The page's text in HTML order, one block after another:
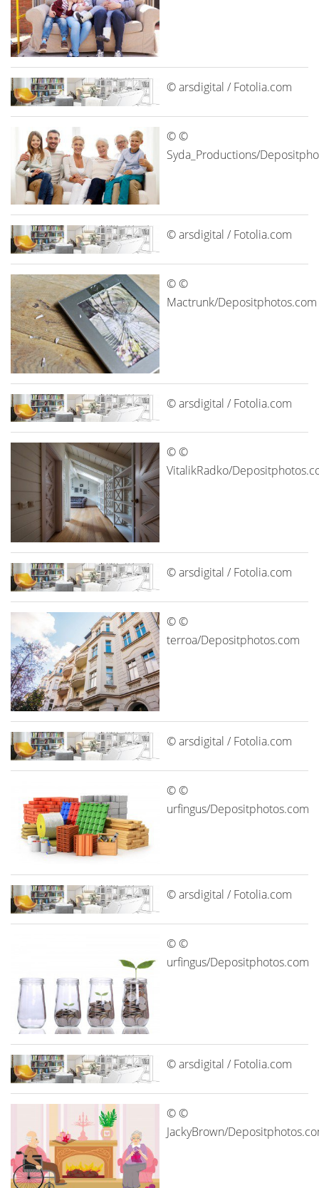
© arsdigital / Fotolia.com
© ©
Syda_Productions/
© arsdigital / Fotolia.com
© ©
Mactrunk/Depositphotos.com
© arsdigital / Fotolia.com
© ©
VitalikRadko/
© arsdigital / Fotolia.com
© ©
terroa/Depositphotos.com
© arsdigital / Fotolia.com
© ©
urfingus/Depositphotos.com
© arsdigital / Fotolia.com
© ©
urfingus/Depositphotos.com
© arsdigital / Fotolia.com
© ©
JackyBrown/